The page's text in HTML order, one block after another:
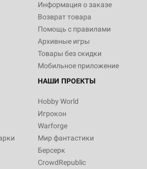
Информация о заказе
Возврат товара
Помощь с правилами
Архивные игры
Товары без скидки
Мобильное приложение
НАШИ ПРОЕКТЫ
Hobby World
Игрокон
Warforge
Мир фантастики
Берсерк
CrowdRepublic